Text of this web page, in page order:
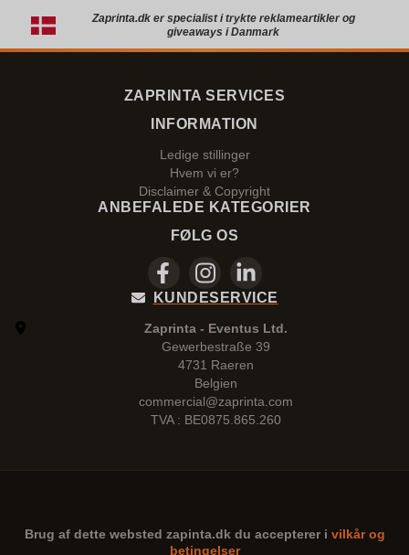
Zaprinta.dk er specialist i trykte reklameartikler og
giveaways i Danmark
ZAPRINTA SERVICES
INFORMATION
Ledige stillinger
Hvem vi er?
Disclaimer & Copyright
ANBEFALEDE KATEGORIER
FØLG OS
KUNDESERVICE
Zaprinta - Eventus Ltd.
Gewerbestraße 39
4731 Raeren
Belgien
commercial@zaprinta.com
TVA : BE0875.865.260
Brug af dette websted zapinta.dk du accepterer i vilkår og
betingelser